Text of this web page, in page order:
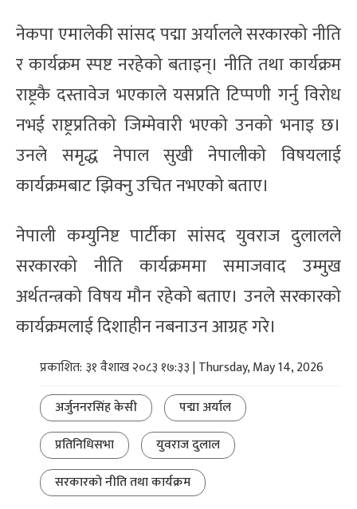
नेकपा एमालेकी सांसद पद्मा अर्यालले सरकारको नीति
र कार्यक्रम स्पष्ट नरहेको बताइन्। नीति तथा कार्यक्रम
राष्ट्रकै दस्तावेज भएकाले यसप्रति टिप्पणी गर्नु विरोध
नभई राष्ट्रप्रतिको जिम्मेवारी भएको उनको भनाइ छ।
उनले समृद्ध नेपाल सुखी नेपालीको विषयलाई
कार्यक्रमबाट झिक्नु उचित नभएको बताए।
नेपाली कम्युनिष्ट पार्टीका सांसद युवराज दुलालले
सरकारको नीति कार्यक्रममा समाजवाद उम्मुख
अर्थतन्त्रको विषय मौन रहेको बताए। उनले सरकारको
कार्यक्रमलाई दिशाहीन नबनाउन आग्रह गरे।
प्रकाशित: ३१ वैशाख २०८३ १७:३३ | Thursday, May 14, 2026
अर्जुननरसिंह केसी
पद्मा अर्याल
प्रतिनिधिसभा
युवराज दुलाल
सरकारको नीति तथा कार्यक्रम